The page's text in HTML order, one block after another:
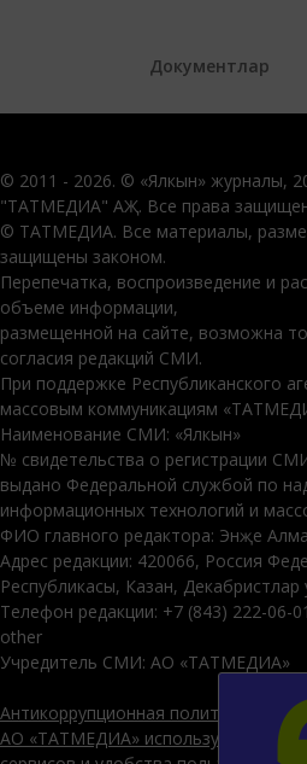
Документлар
© 2011 - 2026. © «Ялкын» журналы,
"ТАТМЕДИА" АҖ. Все права
© ТАТМЕДИА. Все материалы,
защищены законом.
Перепечатка, воспроизведение и
объеме информации,
размещенной на сайте, возможна
согласия редакций СМИ.
При поддержке Республиканского
массовым коммуникациям
Наименование СМИ: «Ялкын»
№ свидетельства о регистрации
выдано Федеральной службой по
информационных технологий и
ФИО главного редактора: Энҗе
Адрес редакции: 420066, Россия
Республикасы, Казан, Декабристлар
Телефон редакции: +7 (843) 222-06-01
other
Учредитель СМИ: АО «ТАТМЕДИА»
Антикоррупционная политика
АО «ТАТМЕДИА» использует